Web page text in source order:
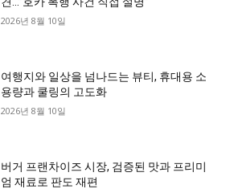
2026년 8월 10일
여행지와 일상을 넘나드는 뷰티, 휴대용 소
용량과 쿨링의 고도화
2026년 8월 10일
버거 프랜차이즈 시장, 검증된 맛과 프리미
엄 재료로 판도 재편